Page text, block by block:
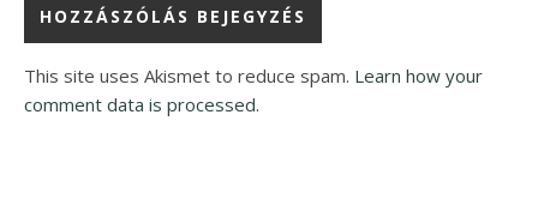
This site uses Akismet to reduce spam. Learn how your
comment data is processed.